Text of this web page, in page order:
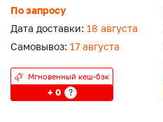
боковое подключение.
По запросу
Дата доставки: 18 августа
Самовывоз: 17 августа
Мгновенный кеш-бэк
+ 0 ?